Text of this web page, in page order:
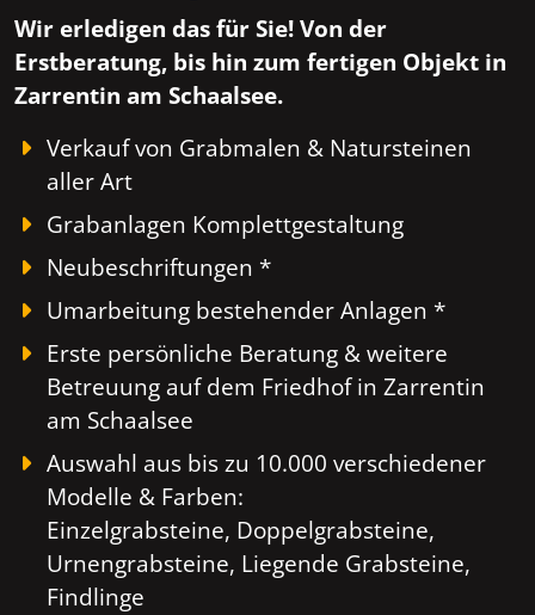
Wir erledigen das für Sie! Von der
Erstberatung, bis hin zum fertigen Objekt in
Zarrentin am Schaalsee.
Verkauf von Grabmalen & Natursteinen
aller Art
Grabanlagen Komplettgestaltung
Neubeschriftungen *
Umarbeitung bestehender Anlagen *
Erste persönliche Beratung & weitere
Betreuung auf dem Friedhof in Zarrentin
am Schaalsee
Auswahl aus bis zu 10.000 verschiedener
Modelle & Farben:
Einzelgrabsteine, Doppelgrabsteine,
Urnengrabsteine, Liegende Grabsteine,
Findlinge